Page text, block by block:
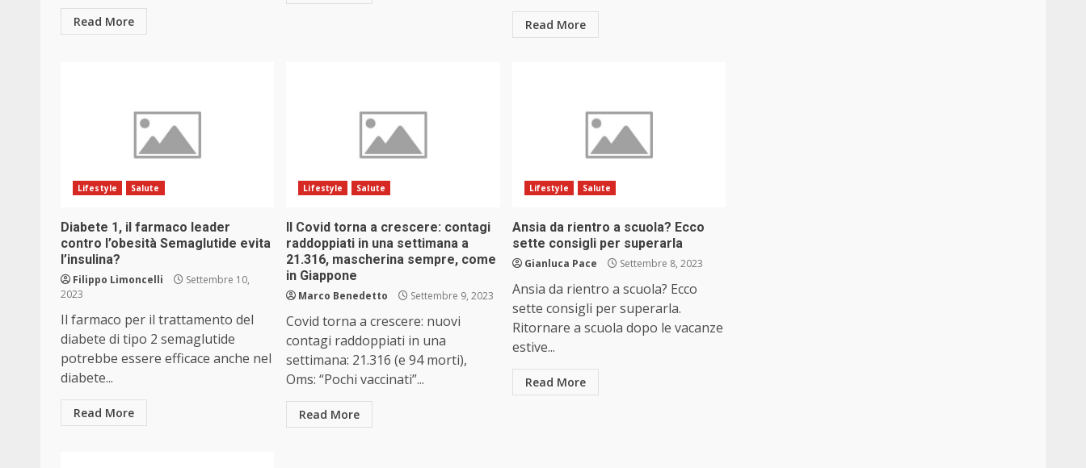
Read More Read More
Lifestyle Salute
Diabete 1, il farmaco leader
contro l’obesità Semaglutide evita
l’insulina?
Filippo Limoncelli
Settembre 10,
2023
Il farmaco per il trattamento del
diabete di tipo 2 semaglutide
potrebbe essere efficace anche nel
diabete...
Read More
Lifestyle Salute
Il Covid torna a crescere: contagi
raddoppiati in una settimana a
21.316, mascherina sempre, come
in Giappone
Marco Benedetto Settembre 9, 2023
Covid torna a crescere: nuovi
contagi raddoppiati in una
settimana: 21.316 (e 94 morti),
Oms: “Pochi vaccinati”...
Read More
Lifestyle Salute
Ansia da rientro a scuola? Ecco
sette consigli per superarla
Gianluca Pace Settembre 8, 2023
Ansia da rientro a scuola? Ecco
sette consigli per superarla.
Ritornare a scuola dopo le vacanze
estive...
Read More